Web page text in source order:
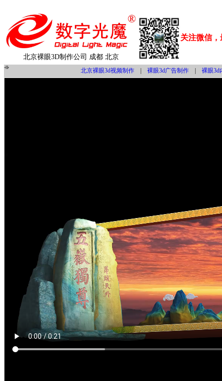
北京裸眼3D制作公司 成都 北京
关注微信
北京裸眼3d视频制作 裸眼3d广告制作 裸眼3d